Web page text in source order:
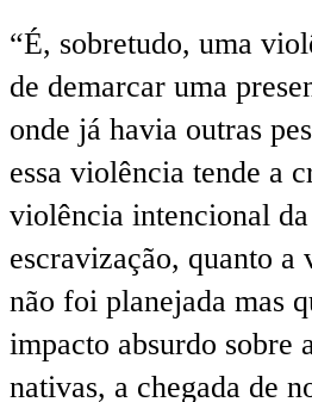
“É, sobretudo, uma
de demarcar uma
onde já havia outras
essa violência tende a
violência intencional
escravização, quanto a
não foi planejada mas
impacto absurdo sobre
nativas, a chegada de